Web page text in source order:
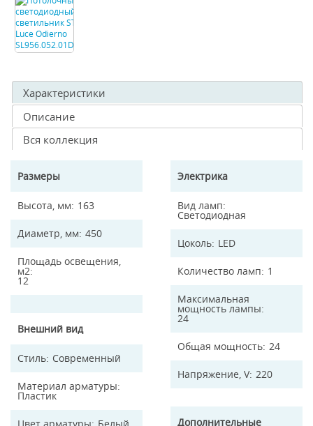
Характеристики
Описание
Вся коллекция
Размеры
Высота, мм 163
Диаметр, мм 450
Площадь освещения,
м2
12
Внешний вид
Стиль Современный
Материал арматуры
Пластик
Электрика
Вид ламп
Светодиодная
Цоколь LED
Количество ламп 1
Максимальная
мощность лампы
24
Общая мощность 24
Напряжение, V 220
Дополнительные